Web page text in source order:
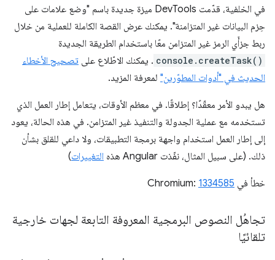
في الخلفية، قدّمت DevTools ميزة جديدة باسم "وضع علامات على
حِزم البيانات غير المتزامنة". يمكنك عرض القصة الكاملة للعملية من خلال
ربط جزأَي الرمز غير المتزامن معًا باستخدام الطريقة الجديدة
console.createTask() . يمكنك الاطّلاع على تصحيح الأخطاء
الحديث في "أدوات المطوّرين" لمعرفة المزيد.
هل يبدو الأمر معقّدًا؟ إطلاقًا. في معظم الأوقات، يتعامل إطار العمل الذي
تستخدمه مع عملية الجدولة والتنفيذ غير المتزامن. في هذه الحالة، يعود
إلى إطار العمل استخدام واجهة برمجة التطبيقات، ولا داعي للقلق بشأن
ذلك. (على سبيل المثال، نفّذت Angular هذه
التغييرات)
خطأ في Chromium: 1334585
تجاهُل النصوص البرمجية المعروفة التابعة لجهات خارجية
تلقائيًا